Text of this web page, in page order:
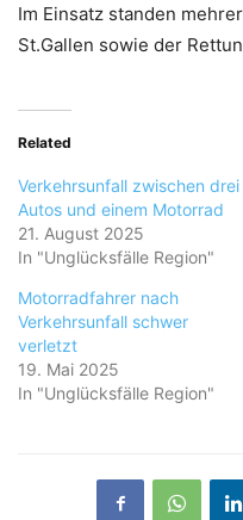
Im Einsatz standen
St.Gallen sowie der
Related
Verkehrsunfall zwischen drei
Autos und einem Motorrad
21. August 2025
In "Unglücksfälle Region"
Motorradfahrer nach
Verkehrsunfall schwer
verletzt
19. Mai 2025
In "Unglücksfälle Region"